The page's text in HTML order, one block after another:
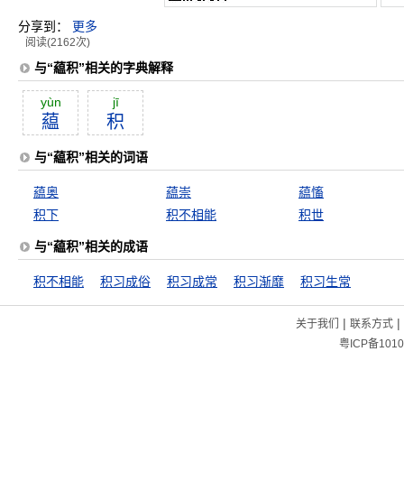
分享到： 更多
阅读(2162次)
与“藴积”相关的字典解释
yùn
藴
jī
积
与“藴积”相关的词语
藴奥 藴崇
藴慉
积下
积不相能 积世
与“藴积”相关的成语
积不相能 积习成俗 积习成常 积习渐靡 积习生常
关于我们 | 联系方式|
粤ICP备